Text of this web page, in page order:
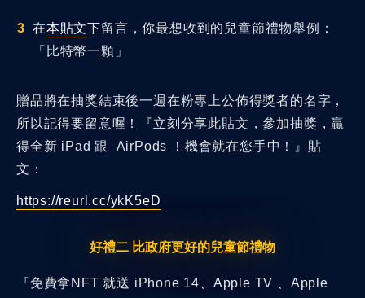
在本貼文下留言，你最想收到的兒童節禮物舉例：
「比特幣一顆」
贈品將在抽獎結束後一週在粉專上公佈得獎者的名字，
所以記得要留意喔！『立刻分享此貼文，參加抽獎，贏
得全新 iPad 跟 AirPods ！機會就在您手中！』貼
文：
https://reurl.cc/ykK5eD
好禮二 比政府更好的兒童節禮物
『免費拿NFT 就送 iPhone 14、Apple TV 、Apple